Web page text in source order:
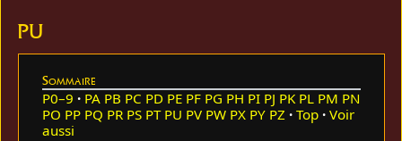
PU
Sommaire
P0–9 PA PB PC PD PE PF PG PH PI PJ PK PL PM PN
PO PP PQ PR PS PT PU PV PW PX PY PZ Top
Voir
aussi